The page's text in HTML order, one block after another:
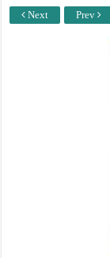
Next Prev